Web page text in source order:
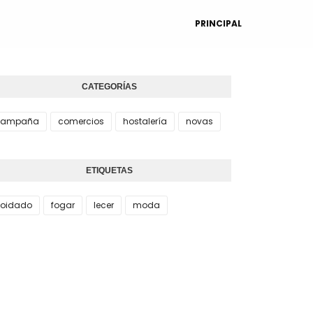
PRINCIPAL
CATEGORÍAS
comercios hostalería novas
ETIQUETAS
fogar lecer moda